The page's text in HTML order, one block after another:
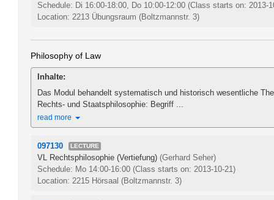
Schedule: Di 16:00-18:00, Do 10:00-12:00 (Class starts on: 2013-
Location: 2213 Übungsraum (Boltzmannstr. 3)
Philosophy of Law
Inhalte:
Das Modul behandelt systematisch und historisch wesentliche
Rechts- und Staatsphilosophie: Begriff ...
read more
097130 LECTURE
VL Rechtsphilosophie (Vertiefung) (Gerhard Seher)
Schedule: Mo 14:00-16:00 (Class starts on: 2013-10-21)
Location: 2215 Hörsaal (Boltzmannstr. 3)